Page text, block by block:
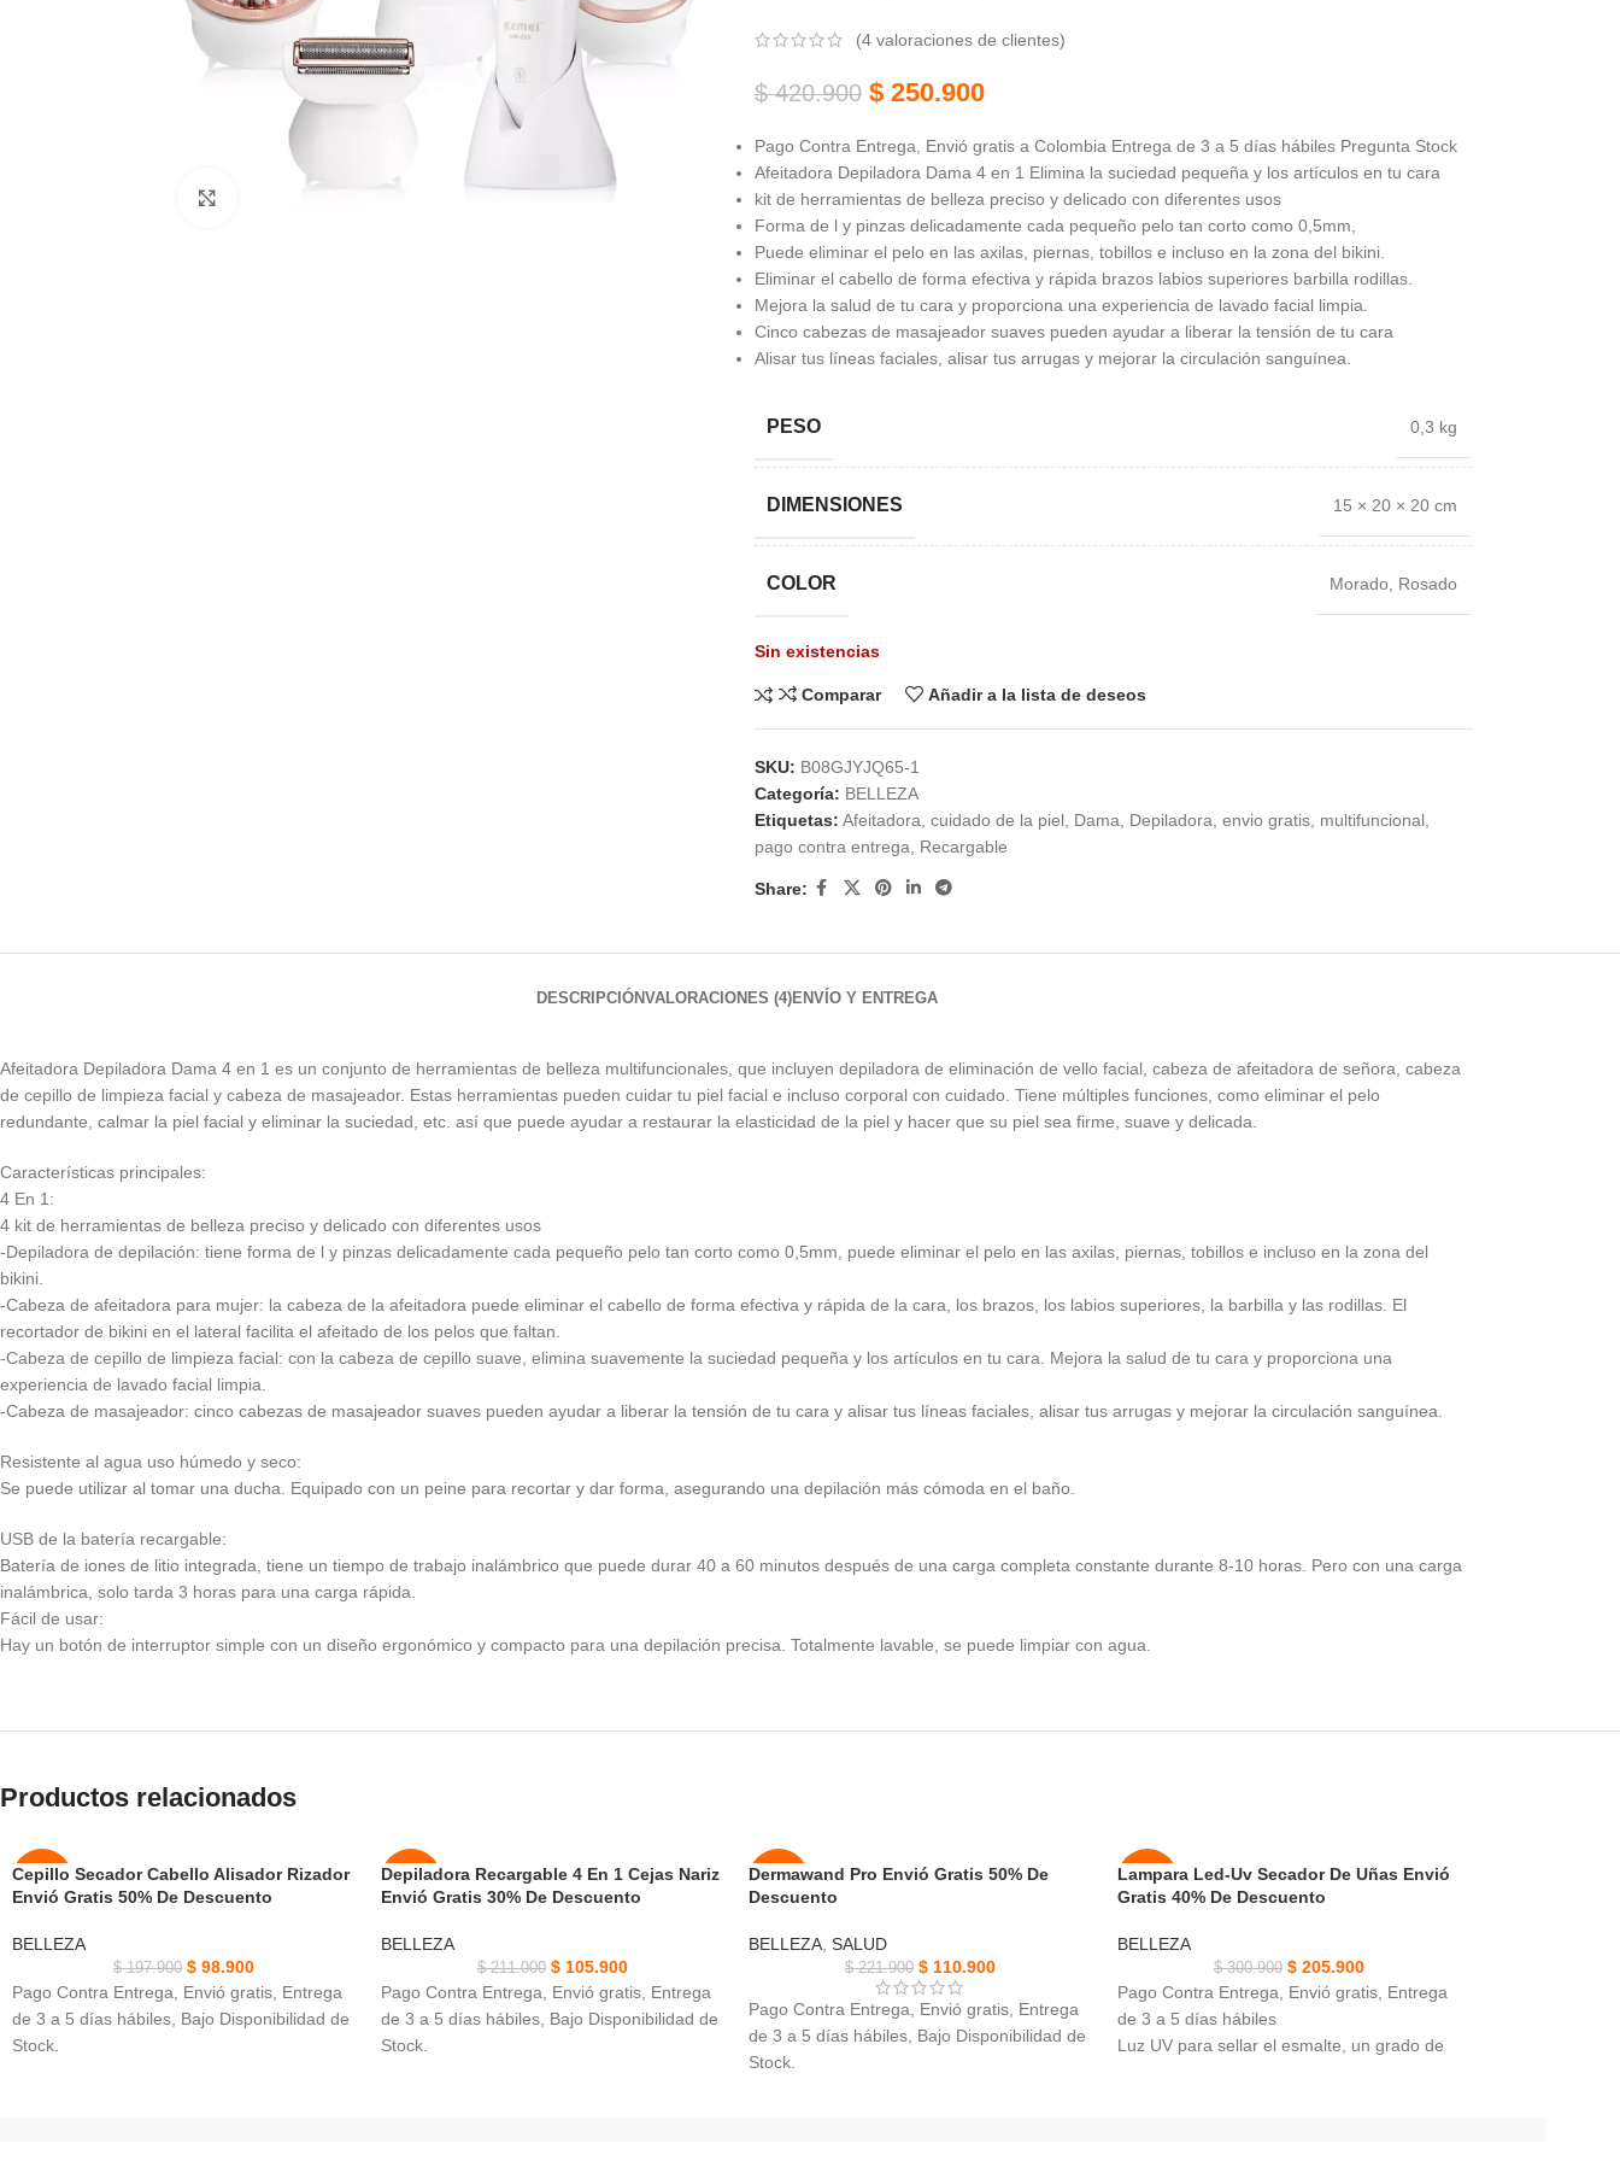
(4valoraciones de clientes)
$420.900 $250.900
Pago Contra Entrega, Envió gratis a Colombia Entrega de 3 a 5 días hábiles Pregunta Stock
Afeitadora Depiladora Dama 4 en 1 Elimina la suciedad pequeña y los artículos en tu cara
kit de herramientas de belleza preciso y delicado con diferentes usos
Forma de l y pinzas delicadamente cada pequeño pelo tan corto como 0,5mm,
Puede eliminar el pelo en las axilas, piernas, tobillos e incluso en la zona del bikini.
Eliminar el cabello de forma efectiva y rápida brazos labios superiores barbilla rodillas.
Mejora la salud de tu cara y proporciona una experiencia de lavado facial limpia.
Cinco cabezas de masajeador suaves pueden ayudar a liberar la tensión de tu cara
Alisar tus líneas faciales, alisar tus arrugas y mejorar la circulación sanguínea.
PESO 0,3 kg
DIMENSIONES 15 × 20 × 20 cm
COLOR Morado, Rosado
Sin existencias
Comparar Añadir a la lista de deseos
SKU: B08GJYJQ65-1
Categoría: BELLEZA
Etiquetas: Afeitadora, cuidado de la piel, Dama, Depiladora, envio gratis, multifuncional,
pago contra entrega, Recargable
Share:
DESCRIPCIÓNVALORACIONES (4)ENVÍO Y ENTREGA
Afeitadora Depiladora Dama 4 en 1 es un conjunto de herramientas de belleza multifuncionales, que incluyen depiladora de eliminación de vello facial, cabeza de afeitadora de señora, cabeza
de cepillo de limpieza facial y cabeza de masajeador. Estas herramientas pueden cuidar tu piel facial e incluso corporal con cuidado. Tiene múltiples funciones, como eliminar el pelo
redundante, calmar la piel facial y eliminar la suciedad, etc. así que puede ayudar a restaurar la elasticidad de la piel y hacer que su piel sea firme, suave y delicada.
Características principales:
4 En 1:
4 kit de herramientas de belleza preciso y delicado con diferentes usos
-Depiladora de depilación: tiene forma de l y pinzas delicadamente cada pequeño pelo tan corto como 0,5mm, puede eliminar el pelo en las axilas, piernas, tobillos e incluso en la zona del
bikini.
-Cabeza de afeitadora para mujer: la cabeza de la afeitadora puede eliminar el cabello de forma efectiva y rápida de la cara, los brazos, los labios superiores, la barbilla y las rodillas. El
recortador de bikini en el lateral facilita el afeitado de los pelos que faltan.
-Cabeza de cepillo de limpieza facial: con la cabeza de cepillo suave, elimina suavemente la suciedad pequeña y los artículos en tu cara. Mejora la salud de tu cara y proporciona una
experiencia de lavado facial limpia.
-Cabeza de masajeador: cinco cabezas de masajeador suaves pueden ayudar a liberar la tensión de tu cara y alisar tus líneas faciales, alisar tus arrugas y mejorar la circulación sanguínea.
Resistente al agua uso húmedo y seco:
Se puede utilizar al tomar una ducha. Equipado con un peine para recortar y dar forma, asegurando una depilación más cómoda en el baño.
USB de la batería recargable:
Batería de iones de litio integrada, tiene un tiempo de trabajo inalámbrico que puede durar 40 a 60 minutos después de una carga completa constante durante 8-10 horas. Pero con una carga
inalámbrica, solo tarda 3 horas para una carga rápida.
Fácil de usar:
Hay un botón de interruptor simple con un diseño ergonómico y compacto para una depilación precisa. Totalmente lavable, se puede limpiar con agua.
Productos relacionados
-50%
NUEVO
Cepillo Secador Cabello Alisador Rizador
Envió Gratis 50% De Descuento
BELLEZA
$197.900 $ 98.900
Pago Contra Entrega, Envió gratis, Entrega
de 3 a 5 días hábiles, Bajo Disponibilidad de
Stock.
-50%
NUEVO
Depiladora Recargable 4 En 1 Cejas Nariz
Envió Gratis 30% De Descuento
BELLEZA
$211.000 $105.900
Pago Contra Entrega, Envió gratis, Entrega
de 3 a 5 días hábiles, Bajo Disponibilidad de
Stock.
-50%
NUEVO
Dermawand Pro Envió Gratis 50% De
Descuento
BELLEZA, SALUD
$221.900 $ 110.900
Pago Contra Entrega, Envió gratis, Entrega
de 3 a 5 días hábiles, Bajo Disponibilidad de
Stock.
-32%
ADO
NUEVO
Lampara Led-Uv Secador De Uñas Envió
Gratis 40% De Descuento
BELLEZA
$300.900 $205.900
Pago Contra Entrega, Envió gratis, Entrega
de 3 a 5 días hábiles
Luz UV para sellar el esmalte, un grado de